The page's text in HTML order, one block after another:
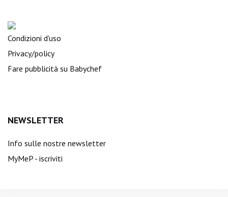
Condizioni d'uso
Privacy/policy
Fare pubblicità su Babychef
NEWSLETTER
Info sulle nostre newsletter
MyMeP - iscriviti